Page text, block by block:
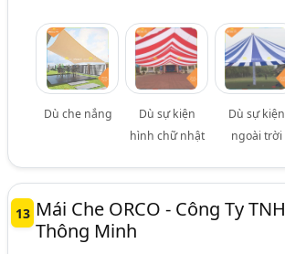
Dù che nắng
Dù sự kiện
hình chữ nhật
Dù sự kiện
ngoài trời
13 Mái Che ORCO - Công Ty
Thông Minh